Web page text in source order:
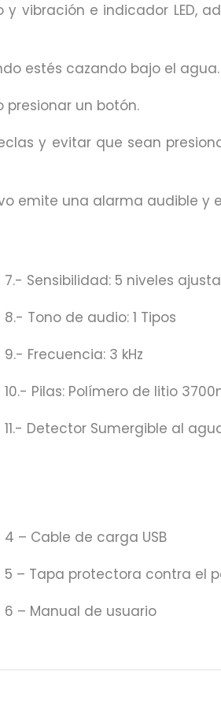
vibración e indicador LED,
estés cazando bajo el agua.
presionar un botón.
y evitar que sean
emite una alarma audible y
7.- Sensibilidad: 5 niveles
8.- Tono de audio: 1 Tipos
9.- Frecuencia: 3 kHz
10.- Pilas: Polímero de litio
11.- Detector Sumergible al
4 – Cable de carga USB
5 – Tapa protectora contra el
6 – Manual de usuario